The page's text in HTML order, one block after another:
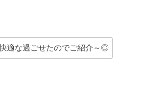
適な過ごせたのでご紹介～◎